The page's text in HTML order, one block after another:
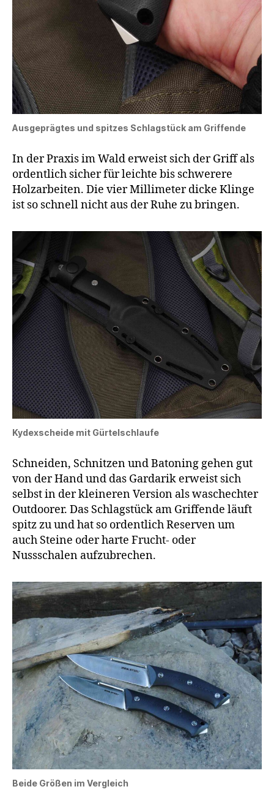
Ausgeprägtes und spitzes Schlagstück am Griffende
In der Praxis im Wald erweist sich der Griff als
ordentlich sicher für leichte bis schwerere
Holzarbeiten. Die vier Millimeter dicke Klinge
ist so schnell nicht aus der Ruhe zu bringen.
Kydexscheide mit Gürtelschlaufe
Schneiden, Schnitzen und Batoning gehen gut
von der Hand und das Gardarik erweist sich
selbst in der kleineren Version als waschechter
Outdoorer. Das Schlagstück am Griffende läuft
spitz zu und hat so ordentlich Reserven um
auch Steine oder harte Frucht- oder
Nussschalen aufzubrechen.
Beide Größen im Vergleich